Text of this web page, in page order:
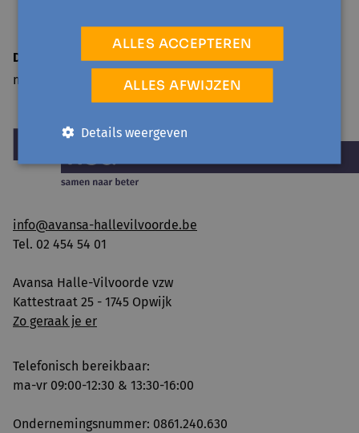
Datum bericht
ma 17 juni '24
info@avansa-hallevilvoorde.be
Tel. 02 454 54 01
Avansa Halle-Vilvoorde vzw
Kattestraat 25 - 1745 Opwijk
Zo geraak je er
Telefonisch bereikbaar:
ma-vr 09:00-12:30 & 13:30-16:00
Ondernemingsnummer: 0861.240.630
ALLES ACCEPTEREN
ALLES AFWIJZEN
Details weergeven